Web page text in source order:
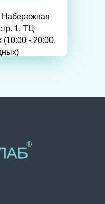
Набережная
1, ТЦ
(10:00 - 20:00,